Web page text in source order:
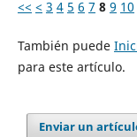
<< < 3 4 5 6 7 8 9 10
También puede
para este artículo.
Enviar un